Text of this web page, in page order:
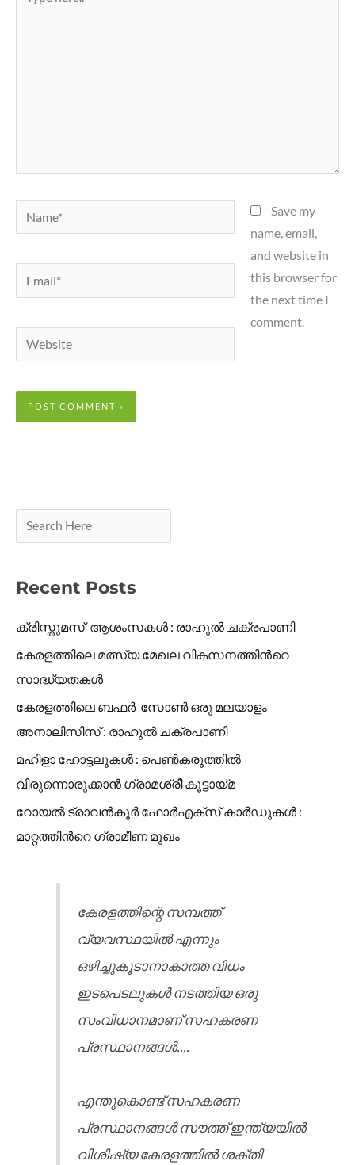
here..
Name*
Email*
Website
Save my
name, email,
and website in
this browser for
the next time I
comment.
Recent Posts
ക്രിസ്തുമസ് ആശംസകൾ : രാഹുൽ ചക്രപാണി
കേരളത്തിലെ മത്സ്യ മേഖല വികസനത്തിൻറെ
സാദ്ധ്യതകൾ
കേരളത്തിലെ ബഫർ സോൺ ഒരു മലയാളം
അനാലിസിസ് : രാഹുൽ ചക്രപാണി
മഹിളാ ഹോട്ടലുകൾ : പെൺകരുത്തിൽ
വിരുന്നൊരുക്കാൻ ഗ്രാമശ്രീ കൂട്ടായ്മ
റോയൽ ട്രാവൻകൂർ ഫോർഎക്സ് കാർഡുകൾ :
മാറ്റത്തിൻറെ ഗ്രാമീണ മുഖം
കേരളത്തിന്റെ സമ്പത്ത്
വ്യവസ്ഥയിൽ എന്നും
ഒഴിച്ചുകൂടാനാകാത്ത വിധം
ഇടപെടലുകൾ നടത്തിയ ഒരു
സംവിധാനമാണ് സഹകരണ
പ്രസ്ഥാനങ്ങൾ....
എന്തുകൊണ്ട് സഹകരണ
പ്രസ്ഥാനങ്ങൾ സൗത്ത് ഇന്ത്യയിൽ
വിശിഷ്യ കേരളത്തിൽ ശക്തി